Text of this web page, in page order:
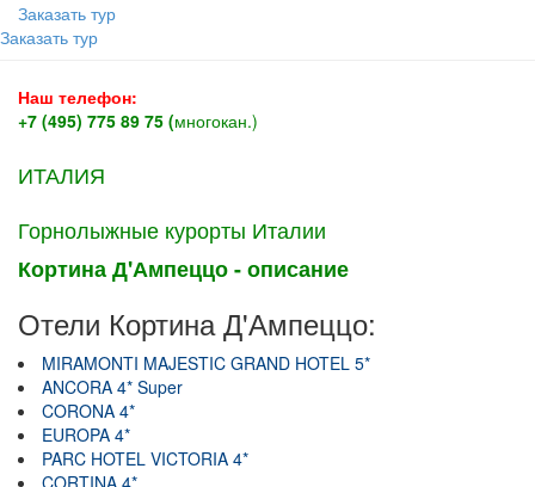
Заказать тур
Заказать тур
Наш телефон:
+7 (495) 775 89 75 (многокан.)
ИТАЛИЯ
Горнолыжные курорты Италии
Кортина Д'Ампеццо - описание
Отели Кортина Д'Ампеццо:
MIRAMONTI MAJESTIC GRAND HOTEL 5*
ANCORA 4* Super
CORONA 4*
EUROPA 4*
PARC HOTEL VICTORIA 4*